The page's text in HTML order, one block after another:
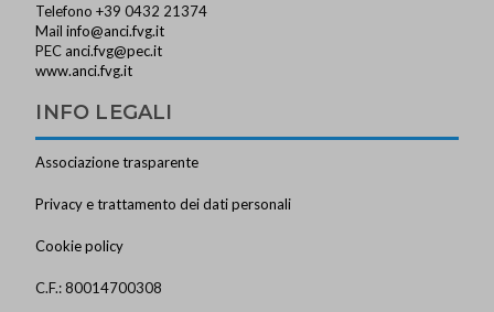
Telefono +39 0432 21374
Mailinfo@anci.fvg.it
PEC anci.fvg@pec.it
www.anci.fvg.it
INFO LEGALI
Associazione trasparente
Privacy e trattamento dei dati personali
Cookie policy
C.F.: 80014700308